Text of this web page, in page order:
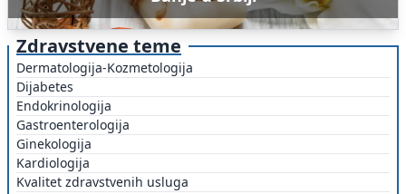
Zdravstvene teme
Dermatologija-Kozmetologija
Dijabetes
Endokrinologija
Gastroenterologija
Ginekologija
Kardiologija
Kvalitet zdravstvenih usluga